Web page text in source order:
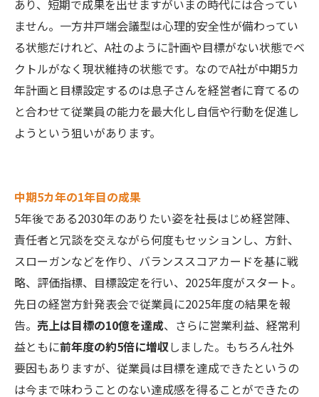
あり、短期で成果を出せますがいまの時代には合ってい
ません。一方井戸端会議型は心理的安全性が備わってい
る状態だけれど、A社のように計画や目標がない状態でベ
クトルがなく現状維持の状態です。なのでA社が中期5カ
年計画と目標設定するのは息子さんを経営者に育てるの
と合わせて従業員の能力を最大化し自信や行動を促進し
ようという狙いがあります。
中期5カ年の1年目の成果
5年後である2030年のありたい姿を社長はじめ経営陣、
責任者と冗談を交えながら何度もセッションし、方針、
スローガンなどを作り、バランススコアカードを基に戦
略、評価指標、目標設定を行い、2025年度がスタート。
先日の経営方針発表会で従業員に2025年度の結果を報
告。 売上は目標の10億を達成、さらに営業利益、経常利
益ともに前年度の約5倍に増収しました。もちろん社外
要因もありますが、従業員は目標を達成できたというの
は今まで味わうことのない達成感を得ることができたの